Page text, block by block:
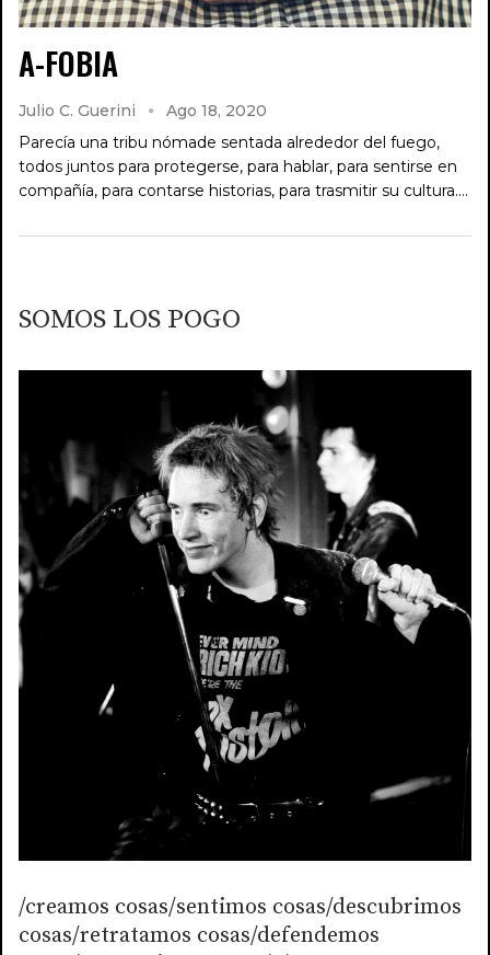
A-FOBIA
Julio C. Guerini
Ago 18, 2020
Parecía una tribu nómade sentada alrededor del fuego,
todos juntos para protegerse, para hablar, para sentirse en
compañía, para contarse historias, para trasmitir su cultura.…
SOMOS LOS POGO
/creamos cosas/sentimos cosas/descubrimos
cosas/retratamos cosas/defendemos